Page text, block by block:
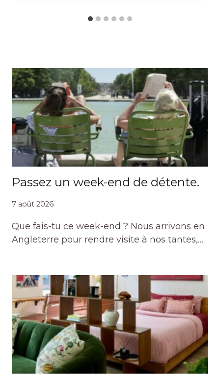
Passez un week-end de détente.
7 août 2026
Que fais-tu ce week-end ? Nous arrivons en
Angleterre pour rendre visite à nos tantes,…